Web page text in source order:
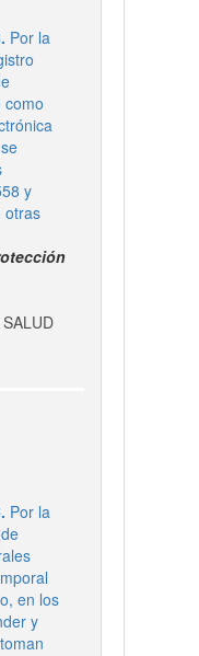
Por la
como
y
otras
Por la
en los
y